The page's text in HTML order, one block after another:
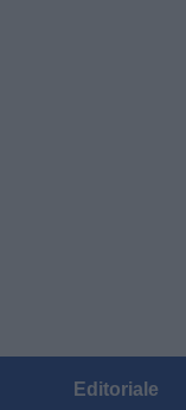
Editoriale